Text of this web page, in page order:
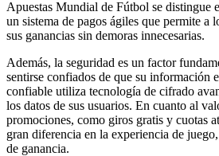
Apuestas Mundial de Fútbol se distingue
un sistema de pagos ágiles que permite a
sus ganancias sin demoras innecesarias.
Además, la seguridad es un factor
sentirse confiados de que su información
confiable utiliza tecnología de cifrado
los datos de sus usuarios. En cuanto al
promociones, como giros gratis y cuotas
gran diferencia en la experiencia de
de ganancia.